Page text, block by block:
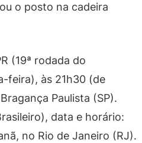
o posto na cadeira
(19ª rodada do
feira), às 21h30 (de
Paulista (SP).
data e horário:
no Rio de Janeiro (RJ).